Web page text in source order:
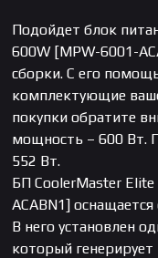
Подойдет блок
600W [MPW-6001-
сборки. С его
комплектующие
покупки обратите
мощность – 600 Вт.
552 Вт.
БП CoolerMaster
ACABN1]
В него установлен
который